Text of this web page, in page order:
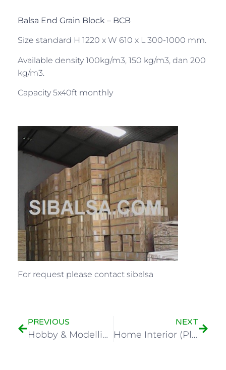
Balsa End Grain Block – BCB
Size standard H 1220 x W 610 x L 300-1000 mm.
Available density 100kg/m3, 150 kg/m3, dan 200
kg/m3.
Capacity 5x40ft monthly
For request please contact sibalsa
PREVIOUS
Hobby & Modelling
NEXT
Home Interior (Plafont Kayu Ringan)